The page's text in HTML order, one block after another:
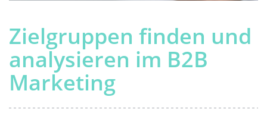
Zielgruppen finden und
analysieren im B2B
Marketing